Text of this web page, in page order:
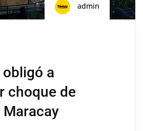
admin
a
choque de